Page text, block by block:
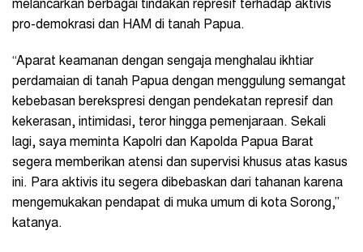
melancarkan berbagai tindakan represif terhadap aktivis
pro-demokrasi dan HAM di tanah Papua.
“Aparat keamanan dengan sengaja menghalau ikhtiar
perdamaian di tanah Papua dengan menggulung semangat
kebebasan berekspresi dengan pendekatan represif dan
kekerasan, intimidasi, teror hingga pemenjaraan. Sekali
lagi, saya meminta Kapolri dan Kapolda Papua Barat
segera memberikan atensi dan supervisi khusus atas kasus
ini. Para aktivis itu segera dibebaskan dari tahanan karena
mengemukakan pendapat di muka umum di kota Sorong,”
katanya.